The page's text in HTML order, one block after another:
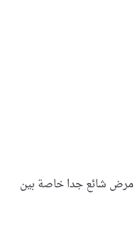
مرض شائع جدا خاصة بين